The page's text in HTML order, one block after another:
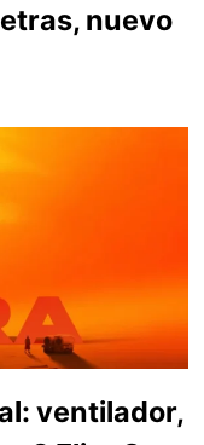
nuevo
ventilador,